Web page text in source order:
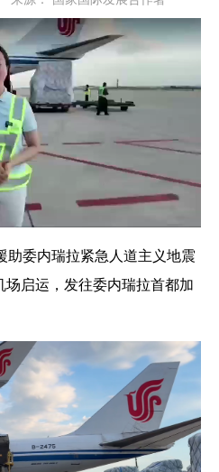
委内瑞拉紧急人道主义地震
启运，发往委内瑞拉首都加